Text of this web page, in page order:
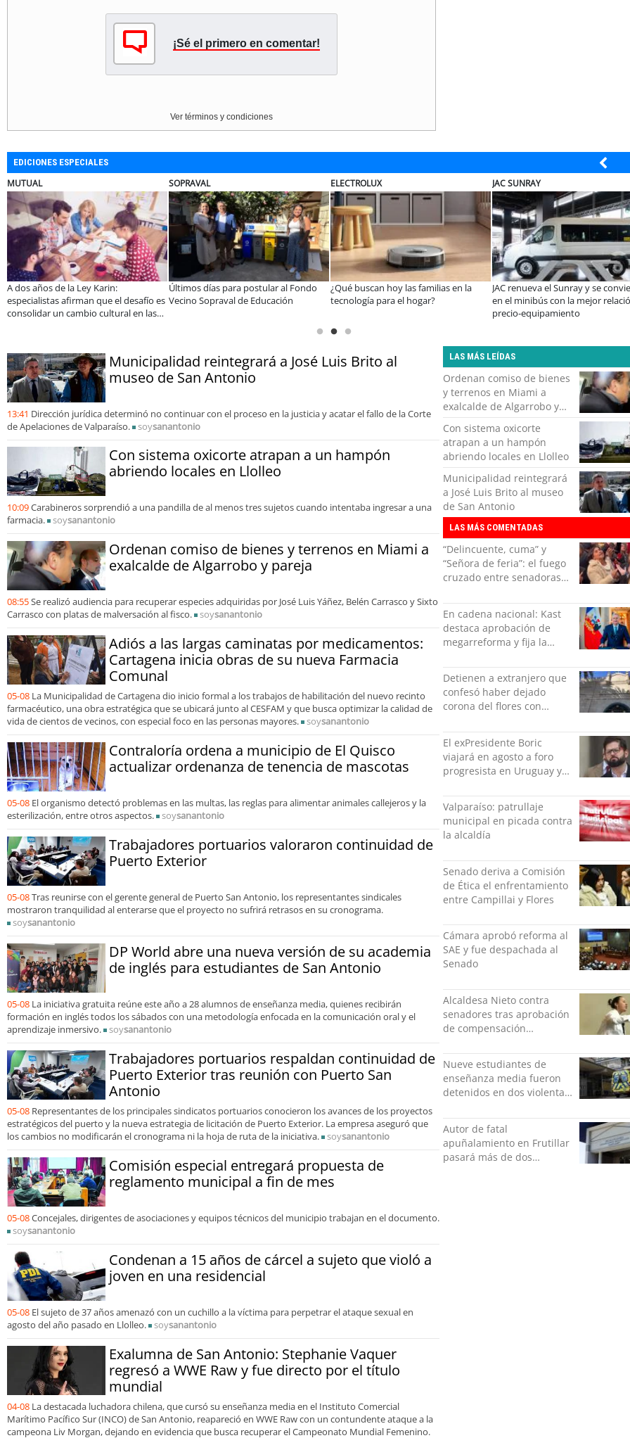
¡Sé el primero en comentar!
Ver términos y condiciones
EDICIONES ESPECIALES
Fondo
ELECTROLUX
¿Qué buscan hoy las familias en la
tecnología para el hogar?
JAC SUNRAY
JAC renueva el Sunray y se convierte
en el minibús con la mejor relación
BANCO DE CHILE
Lanzan convocatorias para los
concursos nacionales Impacto
Emprendedor Escolar y Universitario
CHILEXPRESS
Chilexpress y
sellan alianza para
ecosistema
Municipalidad reintegrará a José Luis Brito al
museo de San Antonio
13:41 Dirección jurídica determinó no continuar con el proceso en la justicia y acatar el fallo de la Corte
de Apelaciones de Valparaíso.
soysanantonio
Con sistema oxicorte atrapan a un hampón
abriendo locales en Llolleo
10:09Carabineros sorprendió a una pandilla de al menos tres sujetos cuando intentaba ingresar a una
farmacia.
soysanantonio
Ordenan comiso de bienes y terrenos en Miami a
exalcalde de Algarrobo y pareja
08:55Se realizó audiencia para recuperar especies adquiridas por José Luis Yáñez, Belén Carrasco y Sixto
Carrasco con platas de malversación al fisco.
soysanantonio
Adiós a las largas caminatas por medicamentos:
Cartagena inicia obras de su nueva Farmacia
Comunal
05-08 La Municipalidad de Cartagena dio inicio formal a los trabajos de habilitación del nuevo recinto
farmacéutico, una obra estratégica que se ubicará junto al CESFAM y que busca optimizar la calidad de
vida de cientos de vecinos, con especial foco en las personas mayores.
soysanantonio
Contraloría ordena a municipio de El Quisco
actualizar ordenanza de tenencia de mascotas
05-08 El organismo detectó problemas en las multas, las reglas para alimentar animales callejeros y la
esterilización, entre otros aspectos.
soysanantonio
Trabajadores portuarios valoraron continuidad de
Puerto Exterior
05-08Tras reunirse con el gerente general de Puerto San Antonio, los representantes sindicales
mostraron tranquilidad al enterarse que el proyecto no sufrirá retrasos en su cronograma.
soysanantonio
DP World abre una nueva versión de su academia
de inglés para estudiantes de San Antonio
05-08 La iniciativa gratuita reúne este año a 28 alumnos de enseñanza media, quienes recibirán
formación en inglés todos los sábados con una metodología enfocada en la comunicación oral y el
aprendizaje inmersivo.
soysanantonio
Trabajadores portuarios respaldan continuidad de
Puerto Exterior tras reunión con Puerto San
Antonio
05-08 Representantes de los principales sindicatos portuarios conocieron los avances de los proyectos
estratégicos del puerto y la nueva estrategia de licitación de Puerto Exterior. La empresa aseguró que
los cambios no modificarán el cronograma ni la hoja de ruta de la iniciativa.
soysanantonio
Comisión especial entregará propuesta de
reglamento municipal a fin de mes
05-08Concejales, dirigentes de asociaciones y equipos técnicos del municipio trabajan en el documento.
soysanantonio
Condenan a 15 años de cárcel a sujeto que violó a
joven en una residencial
05-08 El sujeto de 37 años amenazó con un cuchillo a la víctima para perpetrar el ataque sexual en
agosto del año pasado en Llolleo.
soysanantonio
Exalumna de San Antonio: Stephanie Vaquer
regresó a WWE Raw y fue directo por el título
mundial
04-08 La destacada luchadora chilena, que cursó su enseñanza media en el Instituto Comercial
Marítimo Pacífico Sur (INCO) de San Antonio, reapareció en WWE Raw con un contundente ataque a la
campeona Liv Morgan, dejando en evidencia que busca recuperar el Campeonato Mundial Femenino.
LAS MÁS LEÍDAS
Ordenan comiso de bienes
y terrenos en Miami a
exalcalde de Algarrobo y
pareja
Con sistema oxicorte
atrapan a un hampón
abriendo locales en Llolleo
Municipalidad reintegrará
a José Luis Brito al museo
de San Antonio
LAS MÁS COMENTADAS
“Delincuente, cuma” y
“Señora de feria”: el fuego
cruzado entre senadoras
Senado
En cadena nacional: Kast
destaca aprobación de
megarreforma y fija la
desafío del Gobierno
Detienen a extranjero que
confesó haber dejado
corona del flores con
exPenitenciaría
El exPresidente Boric
viajará en agosto a foro
progresista en Uruguay y
Valparaíso: patrullaje
municipal en picada contra
la alcaldía
Senado deriva a Comisión
de Ética el enfrentamiento
entre Campillai y Flores
Cámara aprobó reforma al
SAE y fue despachada al
Senado
Alcaldesa Nieto contra
senadores tras aprobación
de compensación
indolente"
Nueve estudiantes de
enseñanza media fueron
detenidos en dos violentas
Autor de fatal
apuñalamiento en Frutillar
pasará más de dos